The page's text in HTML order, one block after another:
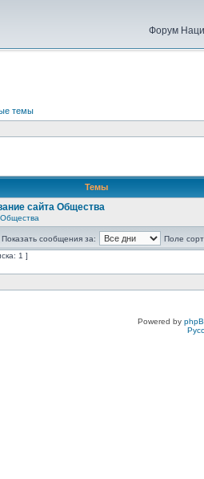
Форум
темы
Темы
сайта Общества
Показать сообщения за:
Поле
1 ]
Powered by